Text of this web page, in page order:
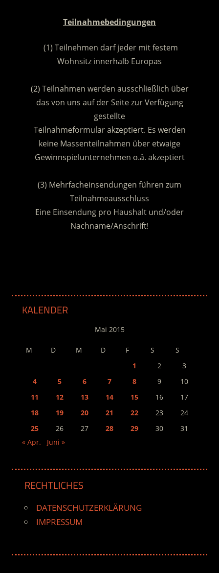
Teilnahmebedingungen
(1) Teilnehmen darf jeder mit festem
Wohnsitz innerhalb Europas
(2) Teilnahmen werden ausschließlich über
das von uns auf der Seite zur Verfügung
gestellte
Teilnahmeformular akzeptiert. Es werden
keine Massenteilnahmen über etwaige
Gewinnspielunternehmen o.ä. akzeptiert
(3) Mehrfacheinsendungen führen zum
Teilnahmeausschluss
Eine Einsendung pro Haushalt und/oder
Nachname/Anschrift!
KALENDER
Mai 2015
M D M D F S
S
1
2
3
4
5 6 7 8 9
10
11
12 13 14 15 16
17
18
19 20 21 22 23
24
25
26 27 28 29 30
31
« Apr.
Juni »
RECHTLICHES
DATENSCHUTZERKLÄRUNG
IMPRESSUM